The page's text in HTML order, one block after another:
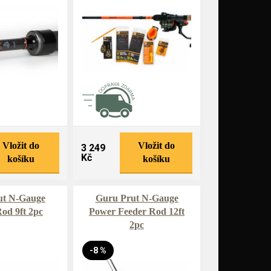
Vložit do
košíku
3 249
Kč
Vložit do
košíku
N-Gauge
9ft 2pc
Guru Prut N-Gauge
Power Feeder Rod 12ft
2pc
-8 %